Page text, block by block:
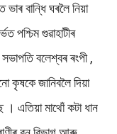
বান্ধি ঘৰলৈ নিয়া
পশ্চিম গুৱাহাটীৰ
বলেশ্বৰ ৰংপী ,
কৃষকে জানিবলৈ দিয়া
। এতিয়া মাথোঁ কটা ধান